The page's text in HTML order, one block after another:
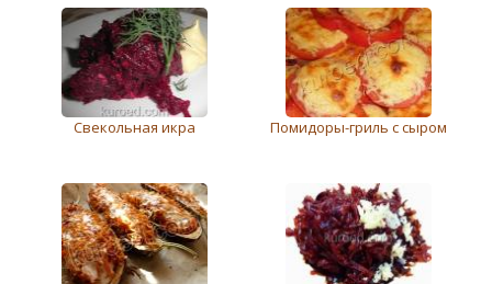
Свекольная икра Помидоры-гриль с сыром